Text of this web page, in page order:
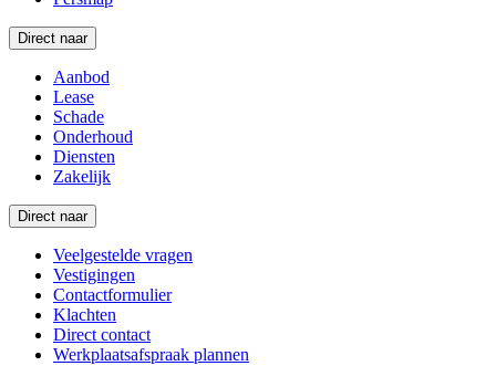
Direct naar
Aanbod
Lease
Schade
Onderhoud
Diensten
Zakelijk
Direct naar
Veelgestelde vragen
Vestigingen
Contactformulier
Klachten
Direct contact
Werkplaatsafspraak plannen